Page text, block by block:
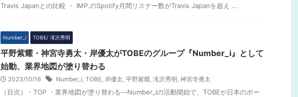
Travis Japanとの比較 ・ IMP.のSpotify月間リスナー数がTravis Japanを超え ...
Number_i TOBE/ 滝沢秀明
平野紫耀・神宮寺勇太・岸優太がTOBEのグループ『Number_i』として
始動、業界地図が塗り替わる
2023/10/16 Number_i, TOBE, 岸優太, 平野紫耀, 滝沢秀明, 神宮寺勇太
（目次）・TOP ・業界地図が塗り替わる―Number_iの活動開始で、TOBEが日本のボー